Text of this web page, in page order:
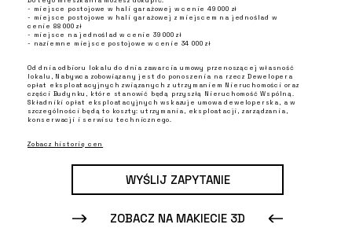
- miejsce postojowe w hali garażowej w cenie 49 000 zł
- miejsce postojowe w hali garażowej z miejscem na jednoślad w
cenie 88 000 zł
- miejsce na jednoślad w cenie 39 000 zł
- naziemne miejsce postojowe w cenie 34 000 zł
Od dnia odbioru lokalu do dnia zawarcia umowy przenoszącej własność
lokalu, Nabywca zobowiązany jest do ponoszenia na rzecz Dewelopera
opłat eksploatacyjnych związanych z utrzymaniem Nieruchomości oraz
części Budynku, które stanowić będą przyszłą Nieruchomość Wspólną.
Składniki opłat eksploatacyjnych wskazuje umowa deweloperska, a w
szczególności będą to koszty: utrzymania, eksploatacji, zarządzania,
konserwacji i serwisu technicznego.
Zobacz historię cen
WYŚLIJ ZAPYTANIE
ZOBACZ NA MAKIECIE 3D